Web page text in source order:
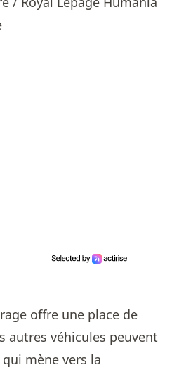
offre une place de
autres véhicules peuvent
mène vers la